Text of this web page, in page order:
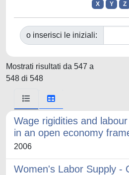
X
Y Z
o inserisci le iniziali:
Mostrati risultati da 547 a
548 di 548
Wage rigidities and
in an open economy
2006
Women's Labor Supply -